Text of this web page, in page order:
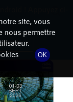
site, vous
nous permettre
OK